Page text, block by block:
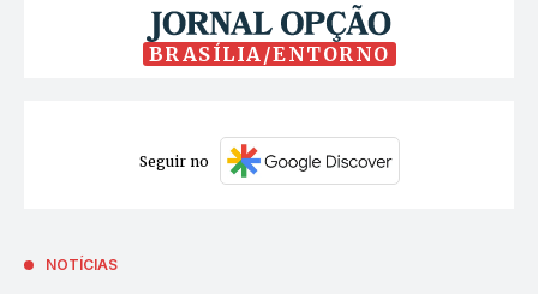
BRASÍLIA/ENTORNO
Seguir no
NOTÍCIAS